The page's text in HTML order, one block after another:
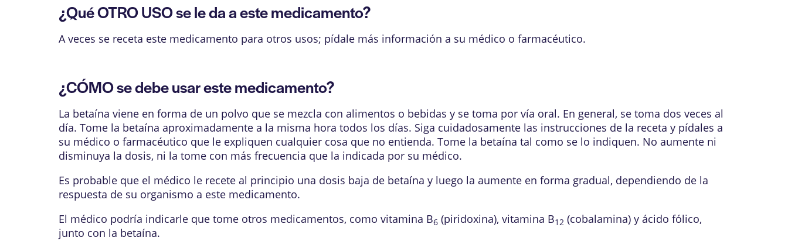
¿Qué OTRO USO se le da a este medicamento?
A veces se receta este medicamento para otros usos; pídale más información a su médico o farmacéutico.
¿CÓMO se debe usar este medicamento?
La betaína viene en forma de un polvo que se mezcla con alimentos o bebidas y se toma por vía oral. En general, se toma dos veces al
día. Tome la betaína aproximadamente a la misma hora todos los días. Siga cuidadosamente las instrucciones de la receta y pídales a
su médico o farmacéutico que le expliquen cualquier cosa que no entienda. Tome la betaína tal como se lo indiquen. No aumente ni
disminuya la dosis, ni la tome con más frecuencia que la indicada por su médico.
Es probable que el médico le recete al principio una dosis baja de betaína y luego la aumente en forma gradual, dependiendo de la
respuesta de su organismo a este medicamento.
El médico podría indicarle que tome otros medicamentos, como vitamina B6 (piridoxina), vitamina B12 (cobalamina) y ácido fólico,
junto con la betaína.